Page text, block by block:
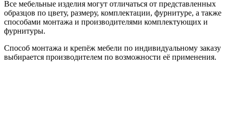
Все мебельные изделия могут отличаться от представленных
образцов по цвету, размеру, комплектации, фурнитуре, а также
способами монтажа и производителями комплектующих и
фурнитуры.
Способ монтажа и крепёж мебели по индивидуальному заказу
выбирается производителем по возможности её применения.